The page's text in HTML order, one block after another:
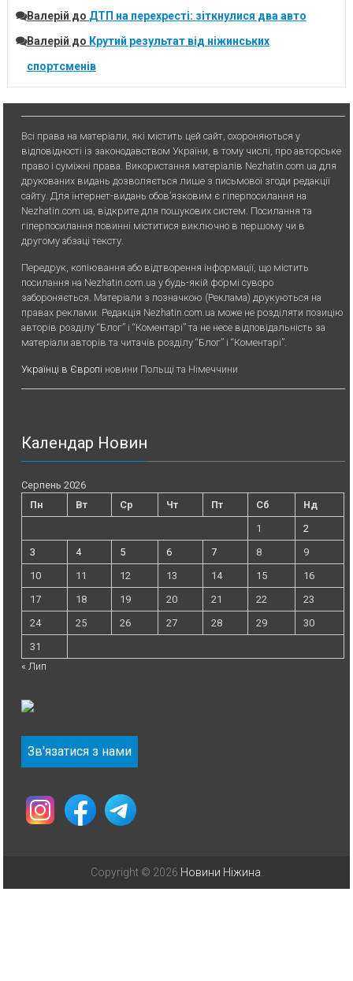
Валерій до ДТП на перехресті: зіткнулися два авто
Валерій до Крутий результат від ніжинських
спортсменів
Всі права на матеріали, які містить цей сайт, охороняються у
відповідності із законодавством України, в тому числі, про авторське
право і суміжні права. Використання матерiалiв Nezhatin.com.ua для
друкованих видань дозволяється лише з письмової згоди редакції
сайту. Для iнтернет-видань обов’язковим є гiперпосилання на
Nezhatin.com.ua, відкрите для пошукових систем. Посилання та
гіперпосилання повинні міститися виключно в першому чи в
другому абзаці тексту.
Передрук, копiювання або вiдтворення iнформацiї, що мiстить
посилання на Nezhatin.com.ua у будь-якiй формi суворо
забороняється. Матеріали з позначкою (Реклама) друкуються на
правах реклами. Редакція Nezhatin.com.ua може не розділяти позицію
авторів розділу “Блог” і “Коментарі” та не несе відповідальність за
матеріали авторів та читачів розділу “Блог” і “Коментарі”.
Українці в Європі новини Польщі та Німеччини
Календар Новин
Серпень 2026
Пн
Вт Ср Чт Пт Сб
Нд
1
2
3
4 5 6 7 8
9
10
11 12 13 14 15
16
17
18 19 20 21 22
23
24
25 26 27 28 29
30
31
« Лип
Зв'язатися з нами
Copyright © 2026 Новини Ніжина.